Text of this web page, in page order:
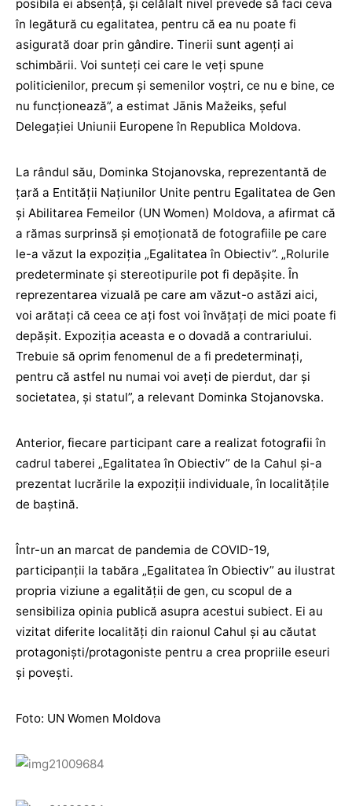
posibila ei absență, și celălalt nivel prevede să faci ceva
în legătură cu egalitatea, pentru că ea nu poate fi
asigurată doar prin gândire. Tinerii sunt agenți ai
schimbării. Voi sunteți cei care le veți spune
politicienilor, precum și semenilor voștri, ce nu e bine, ce
nu funcționează”, a estimat Jānis Mažeiks, șeful
Delegației Uniunii Europene în Republica Moldova.
La rândul său, Dominka Stojanovska, reprezentantă de
țară a Entității Națiunilor Unite pentru Egalitatea de Gen
și Abilitarea Femeilor (UN Women) Moldova, a afirmat că
a rămas surprinsă și emoționată de fotografiile pe care
le-a văzut la expoziția „Egalitatea în Obiectiv”. „Rolurile
predeterminate și stereotipurile pot fi depășite. În
reprezentarea vizuală pe care am văzut-o astăzi aici,
voi arătați că ceea ce ați fost voi învățați de mici poate fi
depășit. Expoziția aceasta e o dovadă a contrariului.
Trebuie să oprim fenomenul de a fi predeterminați,
pentru că astfel nu numai voi aveți de pierdut, dar și
societatea, și statul”, a relevant Dominka Stojanovska.
Anterior, fiecare participant care a realizat fotografii în
cadrul taberei „Egalitatea în Obiectiv” de la Cahul și-a
prezentat lucrările la expoziții individuale, în localitățile
de baştină.
Într-un an marcat de pandemia de COVID-19,
participanții la tabăra „Egalitatea în Obiectiv” au ilustrat
propria viziune a egalității de gen, cu scopul de a
sensibiliza opinia publică asupra acestui subiect. Ei au
vizitat diferite localități din raionul Cahul și au căutat
protagoniști/protagoniste pentru a crea propriile eseuri
și povești.
Foto: UN Women Moldova